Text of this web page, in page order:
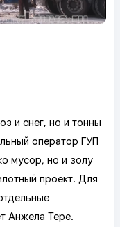
и снег, но и тонны
оператор ГУП
мусор, но и золу
проект. Для
Анжела Тере.